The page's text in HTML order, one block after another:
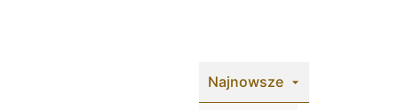
Najnowsze